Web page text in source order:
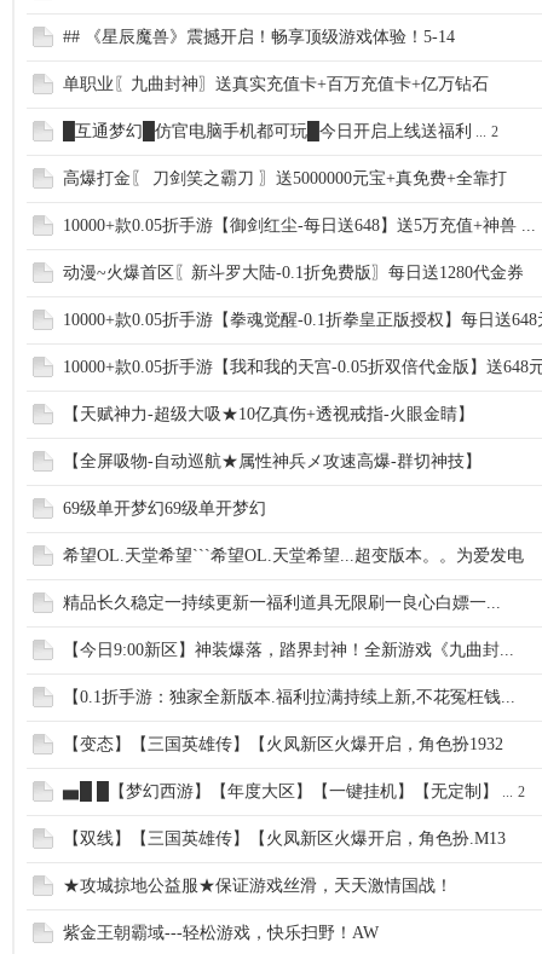
## 《星辰魔兽》震撼开启！畅享顶级游戏体验！5-14
单职业〖九曲封神〗送真实充值卡+百万充值卡+亿万钻石
█互通梦幻█仿官电脑手机都可玩█今日开启上线送福利 ... 2
高爆打金〖 刀剑笑之霸刀 〗送5000000元宝+真免费+全靠打
10000+款0.05折手游【御剑红尘-每日送648】送5万充值+神兽 ...
动漫~火爆首区〖新斗罗大陆-0.1折免费版〗每日送1280代金券
10000+款0.05折手游【拳魂觉醒-0.1折拳皇正版授权】每日送648
10000+款0.05折手游【我和我的天宫-0.05折双倍代金版】送648
【天赋神力-超级大吸★10亿真伤+透视戒指-火眼金睛】
【全屏吸物-自动巡航★属性神兵メ攻速高爆-群切神技】
69级单开梦幻69级单开梦幻
希望OL.天堂希望```希望OL.天堂希望...超变版本。。为爱发电
精品长久稳定一持续更新一福利道具无限刷一良心白嫖一...
【今日9:00新区】神装爆落，踏界封神！全新游戏《九曲封...
【0.1折手游：独家全新版本.福利拉满持续上新,不花冤枉钱...
【变态】【三国英雄传】【火凤新区火爆开启，角色扮1932
▅█ █【梦幻西游】【年度大区】【一键挂机】【无定制】 ... 2
【双线】【三国英雄传】【火凤新区火爆开启，角色扮.M13
★攻城掠地公益服★保证游戏丝滑，天天激情国战！
紫金王朝霸域---轻松游戏，快乐扫野！AW